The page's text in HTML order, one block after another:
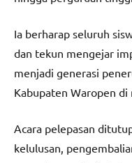
Ia berharap seluruh
dan tekun mengejar
menjadi generasi
Kabupaten Waropen di
Acara pelepasan
kelulusan,